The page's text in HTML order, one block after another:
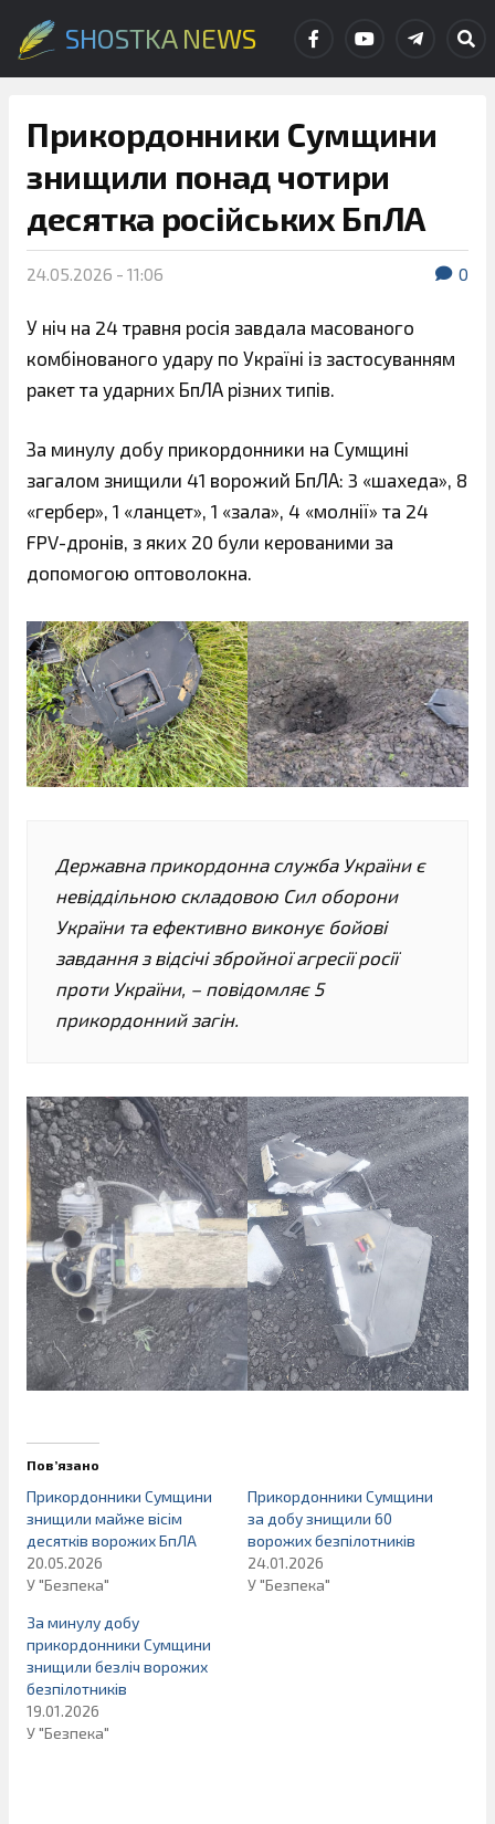
SHOSTKA NEWS
Прикордонники Сумщини
знищили понад чотири
десятка російських БпЛА
24.05.2026 - 11:06 0
У ніч на 24 травня росія завдала масованого
комбінованого удару по Україні із застосуванням
ракет та ударних БпЛА різних типів.
За минулу добу прикордонники на Сумщині
загалом знищили 41 ворожий БпЛА: 3 «шахеда», 8
«гербер», 1 «ланцет», 1 «зала», 4 «молнії» та 24
FPV-дронів, з яких 20 були керованими за
допомогою оптоволокна.
Державна прикордонна служба України є
невіддільною складовою Сил оборони
України та ефективно виконує бойові
завдання з відсічі збройної агресії росії
проти України, – повідомляє 5
прикордонний загін.
Пов’язано
Прикордонники Сумщини
знищили майже вісім
десятків ворожих БпЛА
20.05.2026
У "Безпека"
Прикордонники Сумщини
за добу знищили 60
ворожих безпілотників
24.01.2026
У "Безпека"
За минулу добу
прикордонники Сумщини
знищили безліч ворожих
безпілотників
19.01.2026
У "Безпека"